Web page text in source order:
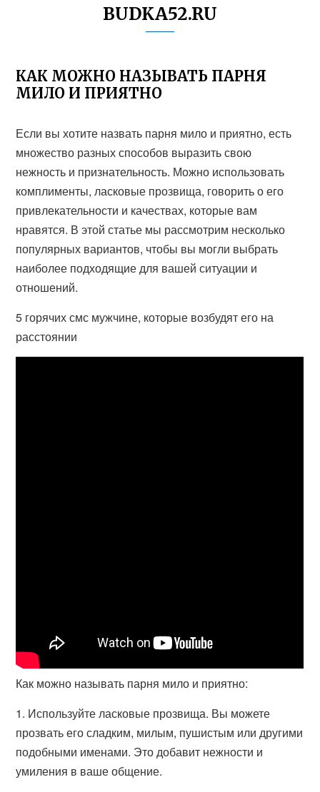
BUDKA52.RU
КАК МОЖНО НАЗЫВАТЬ ПАРНЯ
МИЛО И ПРИЯТНО
Если вы хотите назвать парня мило и приятно, есть
множество разных способов выразить свою
нежность и признательность. Можно использовать
комплименты, ласковые прозвища, говорить о его
привлекательности и качествах, которые вам
нравятся. В этой статье мы рассмотрим несколько
популярных вариантов, чтобы вы могли выбрать
наиболее подходящие для вашей ситуации и
отношений.
5 горячих смс мужчине, которые возбудят его на
расстоянии
Как можно называть парня мило и приятно:
1. Используйте ласковые прозвища. Вы можете
прозвать его сладким, милым, пушистым или другими
подобными именами. Это добавит нежности и
умиления в ваше общение.